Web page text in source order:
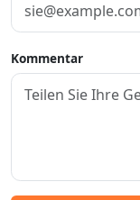
Kommentar